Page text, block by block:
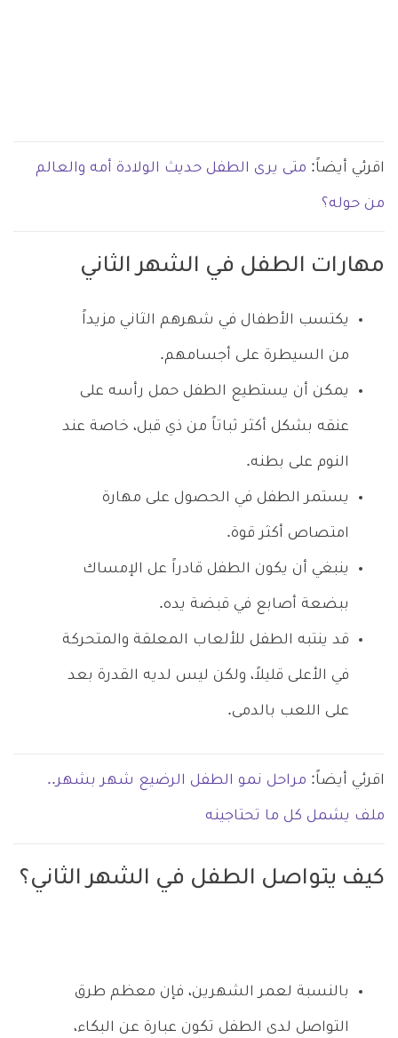
اقرئي أيضاً: متى يرى الطفل حديث الولادة أمه والعالم
من حوله؟
مهارات الطفل في الشهر الثاني
يكتسب الأطفال في شهرهم الثاني مزيداً
من السيطرة على أجسامهم.
يمكن أن يستطيع الطفل حمل رأسه على
عنقه بشكل أكثر ثباتاً من ذي قبل، خاصة عند
النوم على بطنه.
يستمر الطفل في الحصول على مهارة
امتصاص أكثر قوة.
ينبغي أن يكون الطفل قادراً عل الإمساك
ببضعة أصابع في قبضة يده.
قد ينتبه الطفل للألعاب المعلقة والمتحركة
في الأعلى قليلاً، ولكن ليس لديه القدرة بعد
على اللعب بالدمى.
اقرئي أيضاً: مراحل نمو الطفل الرضيع شهر بشهر..
ملف يشمل كل ما تحتاجينه
كيف يتواصل الطفل في الشهر الثاني؟
بالنسبة لعمر الشهرين، فإن معظم طرق
التواصل لدى الطفل تكون عبارة عن البكاء،